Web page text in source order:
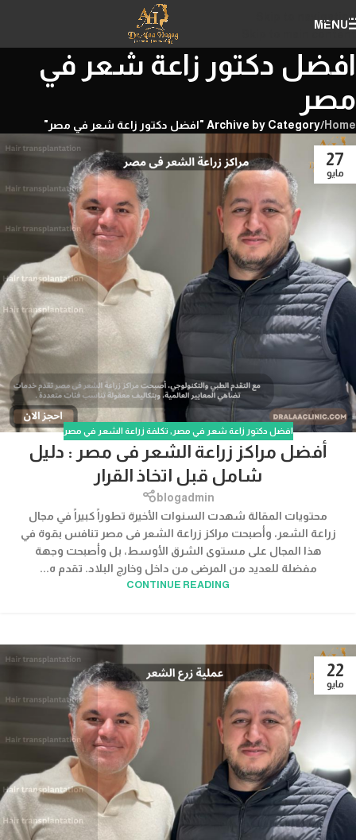
Skip to navigation
MENU
افضل دكتور زاعة شعر في
مصر
Home
/Archive by Category "افضل دكتور زاعة شعر في مصر"
27
مايو
افضل دكتور زاعة شعر في مصر , تكلفة زراعة الشعر في مصر
أفضل مراكز زراعة الشعر فى مصر : دليل
شامل قبل اتخاذ القرار
blogadmin
محتويات المقالة شهدت السنوات الأخيرة تطوراً كبيراً في مجال
زراعة الشعر، وأصبحت مراكز زراعة الشعر فى مصر تنافس بقوة في
هذا المجال على مستوى الشرق الأوسط، بل وأصبحت وجهة
مفضلة للعديد من المرضى من داخل وخارج البلاد. تقدم ه...
CONTINUE READING
22
مايو